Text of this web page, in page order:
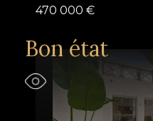
470 000 €
Bon état